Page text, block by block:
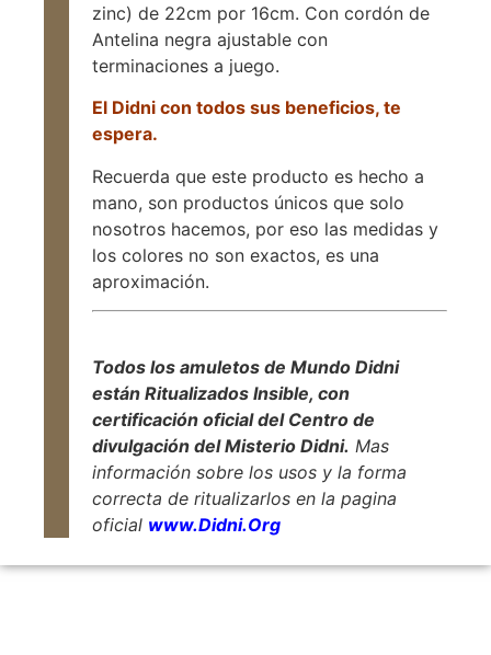
zinc) de 22cm por 16cm. Con cordón de
Antelina negra ajustable con
terminaciones a juego.
El Didni con todos sus beneficios, te
espera.
Recuerda que este producto es hecho a
mano, son productos únicos que solo
nosotros hacemos, por eso las medidas y
los colores no son exactos, es una
aproximación.
Todos los amuletos de Mundo Didni
están Ritualizados Insible, con
certificación oficial del Centro de
divulgación del Misterio Didni. Mas
información sobre los usos y la forma
correcta de ritualizarlos en la pagina
oficial www.Didni.Org